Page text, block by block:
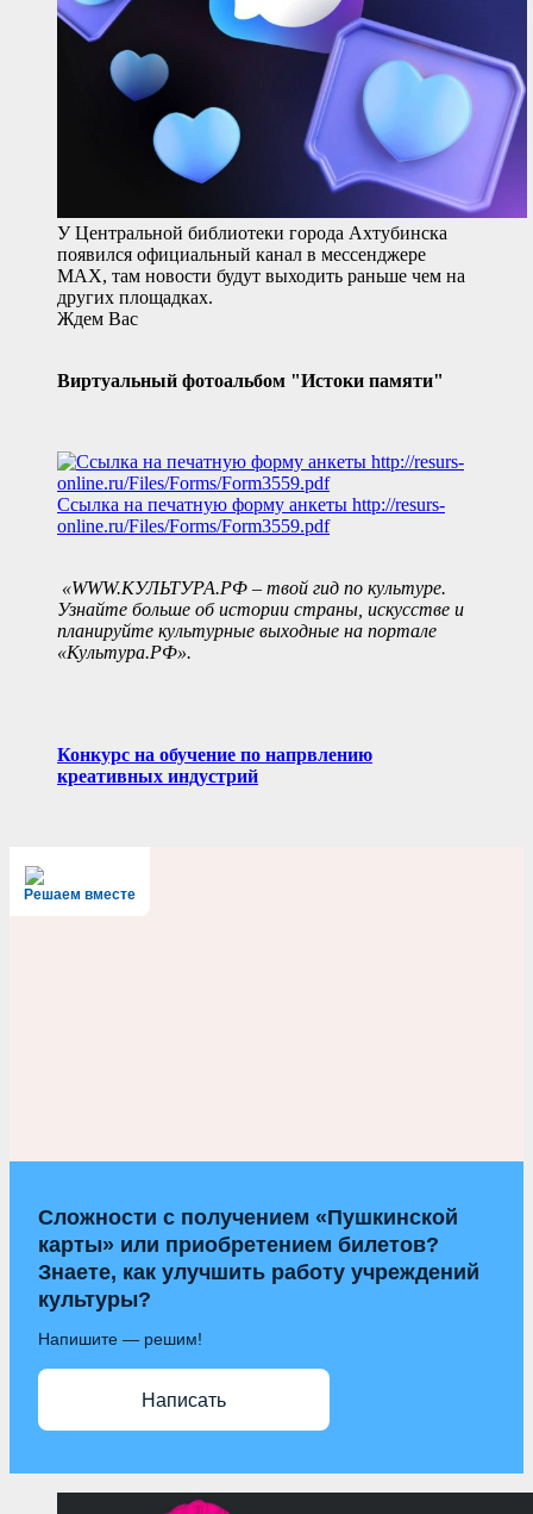
У Центральной библиотеки города Ахтубинска
появился официальный канал в мессенджере
MAX, там новости будут выходить раньше чем на
других площадках.
Ждем Вас
Виртуальный фотоальбом "Истоки памяти"
Ссылка на печатную форму анкеты http://resurs-
online.ru/Files/Forms/Form3559.pdf
«WWW.КУЛЬТУРА.РФ – твой гид по культуре.
Узнайте больше об истории страны, искусстве и
планируйте культурные выходные на портале
«Культура.РФ».
Конкурс на обучение по напрвлению
креативных индустрий
Решаем вместе
Сложности с получением «Пушкинской
карты» или приобретением билетов?
Знаете, как улучшить работу учреждений
культуры?
Напишите — решим!
Написать